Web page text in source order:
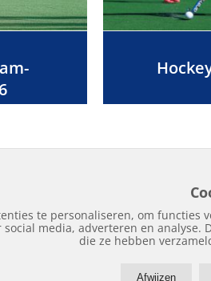
Home Edities Over
te personaliseren, om
media, adverteren en
die ze hebben
Afwijzen